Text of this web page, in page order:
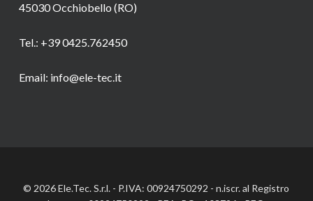
45030 Occhiobello (RO)
Tel.: +39 0425.762450
Email: info@ele-tec.it
© 2026 Ele.Tec. S.r.l. - P.IVA: 00924750292 - n.iscr. al Registro